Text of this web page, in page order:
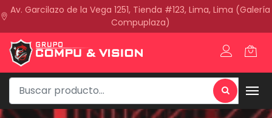
Av. Garcilazo de la Vega 1251, Tienda #123, Lima, Lima (Galería
Compuplaza)